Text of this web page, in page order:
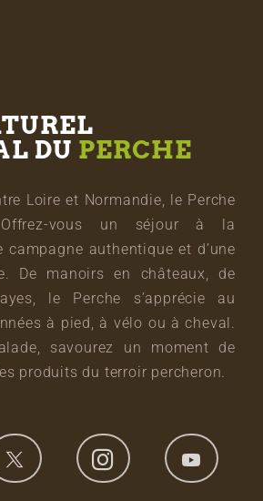
DU PERCHE
Loire et Normandie, le Perche
vous un séjour à la
campagne authentique et d’une
De manoirs en châteaux, de
le Perche s’apprécie au
à pied, à vélo ou à cheval.
savourez un moment de
produits du terroir percheron.